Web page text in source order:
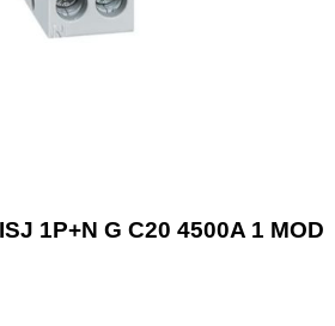
1P+N G C20 4500A 1 MOD